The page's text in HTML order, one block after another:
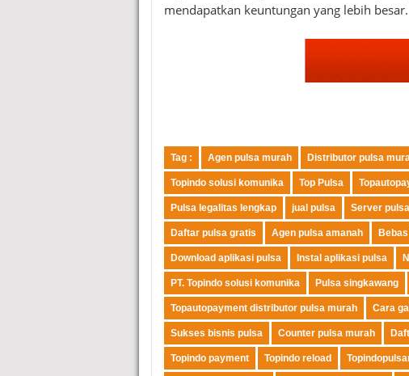
mendapatkan keuntungan yang lebih besar.
Tag : Agen pulsa murah Distributor pulsa
Topindo solusi komunika Top Pulsa
Pulsa legalitas lengkap jual pulsa Server
Daftar pulsa gratis Agen pulsa amanah
Download aplikasi pulsa Instal aplikasi pulsa
PT. Topindo solusi komunika Pulsa singkawang
Topautopayment distributor pulsa murah Cara
Sukses bisnis pulsa Counter pulsa murah
Topindo payment Topindo reload